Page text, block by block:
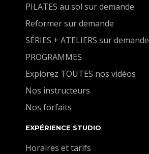
PILATES au sol sur demande
Reformer sur demande
SÉRIES + ATELIERS sur demande
PROGRAMMES
Explorez TOUTES nos vidéos
Nos instructeurs
Nos forfaits
EXPÉRIENCE STUDIO
Horaires et tarifs